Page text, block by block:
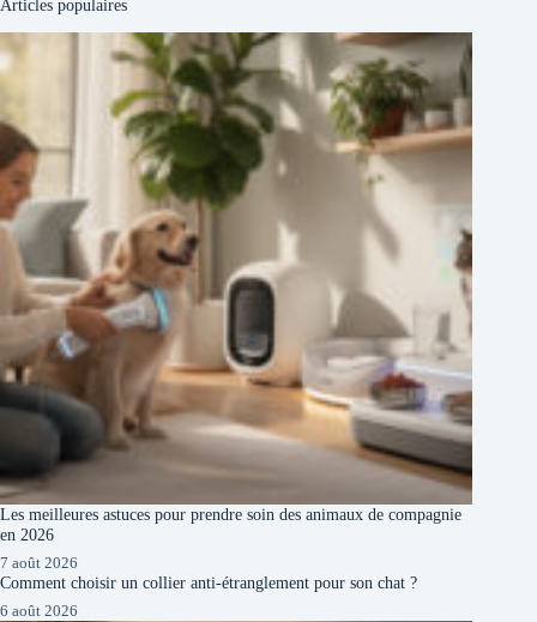
Articles populaires
Les meilleures astuces pour prendre soin des animaux de compagnie
en 2026
7 août 2026
Comment choisir un collier anti-étranglement pour son chat ?
6 août 2026